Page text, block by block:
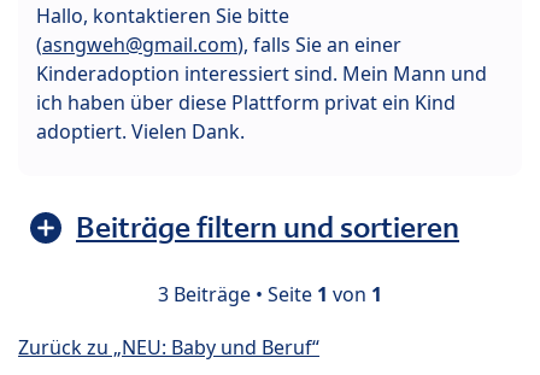
Hallo, kontaktieren Sie bitte
(asngweh@gmail.com), falls Sie an einer
Kinderadoption interessiert sind. Mein Mann und
ich haben über diese Plattform privat ein Kind
adoptiert. Vielen Dank.
Beiträge filtern und sortieren
3 Beiträge • Seite 1 von 1
Zurück zu „NEU: Baby und Beruf“